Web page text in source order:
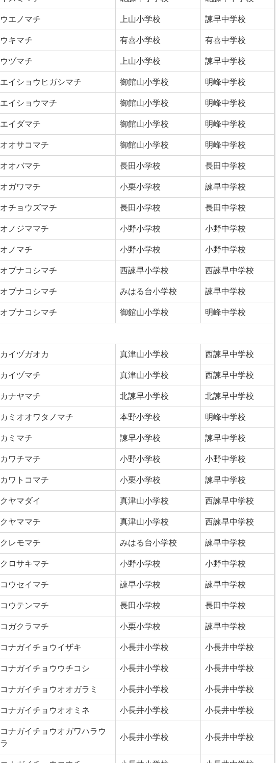
ウエノマチ 上山小学校 諫早中学校
ウキマチ 有喜小学校 有喜中学校
ウヅマチ 上山小学校 諫早中学校
エイショウヒガシマチ 御館山小学校 明峰中学校
エイショウマチ 御館山小学校 明峰中学校
エイダマチ 御館山小学校 明峰中学校
オオサコマチ 御館山小学校 明峰中学校
オオバマチ 長田小学校 長田中学校
オガワマチ 小栗小学校 諫早中学校
オチョウズマチ 長田小学校 長田中学校
オノジママチ 小野小学校 小野中学校
オノマチ 小野小学校 小野中学校
オブナコシマチ 西諫早小学校 西諫早中学校
オブナコシマチ みはる台小学校 諫早中学校
オブナコシマチ 御館山小学校 明峰中学校
カイヅガオカ 真津山小学校 西諫早中学校
カイヅマチ 真津山小学校 西諫早中学校
カナヤマチ 北諫早小学校 北諫早中学校
カミオオワタノマチ 本野小学校 明峰中学校
カミマチ 諫早小学校 諫早中学校
カワチマチ 小野小学校 小野中学校
カワトコマチ 小栗小学校 諫早中学校
クヤマダイ 真津山小学校 西諫早中学校
クヤママチ 真津山小学校 西諫早中学校
クレモマチ みはる台小学校 諫早中学校
クロサキマチ 小野小学校 小野中学校
コウセイマチ 諫早小学校 諫早中学校
コウテンマチ 長田小学校 長田中学校
コガクラマチ 小栗小学校 諫早中学校
コナガイチョウイザキ 小長井小学校 小長井中学校
コナガイチョウウチコシ 小長井小学校 小長井中学校
コナガイチョウオオガラミ 小長井小学校 小長井中学校
コナガイチョウオオミネ 小長井小学校 小長井中学校
コナガイチョウオガワハラウ
ラ
小長井小学校 小長井中学校